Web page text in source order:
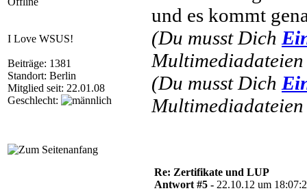
I Love WSUS!
Beiträge: 1381
Standort: Berlin
Mitglied seit: 22.01.08
Geschlecht:
und es kommt
(Du musst Dich
(Du musst Dich
Re: Zertifikate und LUP
Antwort #5 - 22.10.12 um